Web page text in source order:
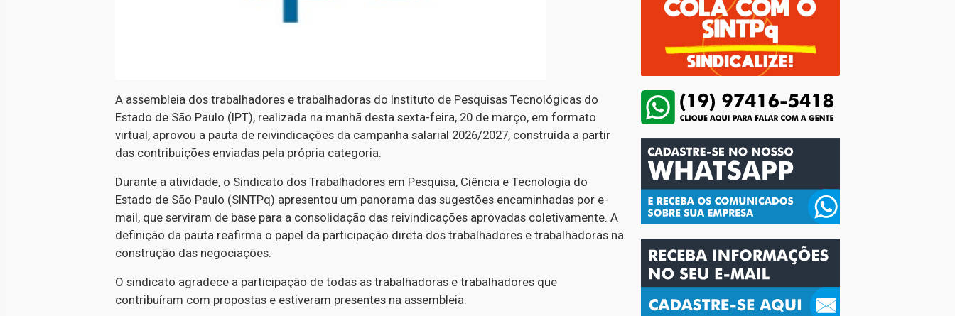
A assembleia dos trabalhadores e trabalhadoras do Instituto de Pesquisas Tecnológicas do
Estado de São Paulo (IPT), realizada na manhã desta sexta-feira, 20 de março, em formato
virtual, aprovou a pauta de reivindicações da campanha salarial 2026/2027, construída a partir
das contribuições enviadas pela própria categoria.
Durante a atividade, o Sindicato dos Trabalhadores em Pesquisa, Ciência e Tecnologia do
Estado de São Paulo (SINTPq) apresentou um panorama das sugestões encaminhadas por e-
mail, que serviram de base para a consolidação das reivindicações aprovadas coletivamente. A
definição da pauta reafirma o papel da participação direta dos trabalhadores e trabalhadoras na
construção das negociações.
O sindicato agradece a participação de todas as trabalhadoras e trabalhadores que
contribuíram com propostas e estiveram presentes na assembleia.